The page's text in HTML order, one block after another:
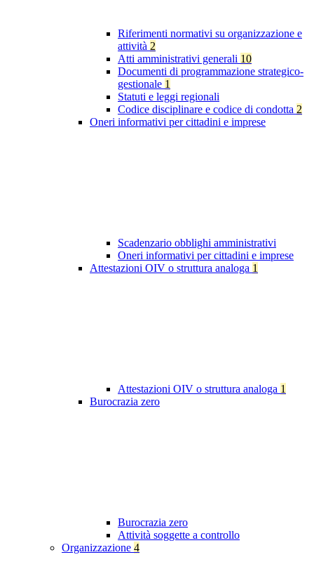
Riferimenti normativi su organizzazione e
attività 2
Atti amministrativi generali 10
Documenti di programmazione strategico-
gestionale 1
Statuti e leggi regionali
Codice disciplinare e codice di condotta 2
Oneri informativi per cittadini e imprese
Scadenzario obblighi amministrativi
Oneri informativi per cittadini e imprese
Attestazioni OIV o struttura analoga 1
Attestazioni OIV o struttura analoga 1
Burocrazia zero
Burocrazia zero
Attività soggette a controllo
Organizzazione 4